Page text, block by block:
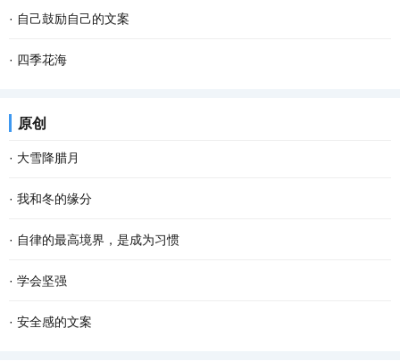
· 自己鼓励自己的文案
· 四季花海
原创
· 大雪降腊月
· 我和冬的缘分
· 自律的最高境界，是成为习惯
· 学会坚强
· 安全感的文案